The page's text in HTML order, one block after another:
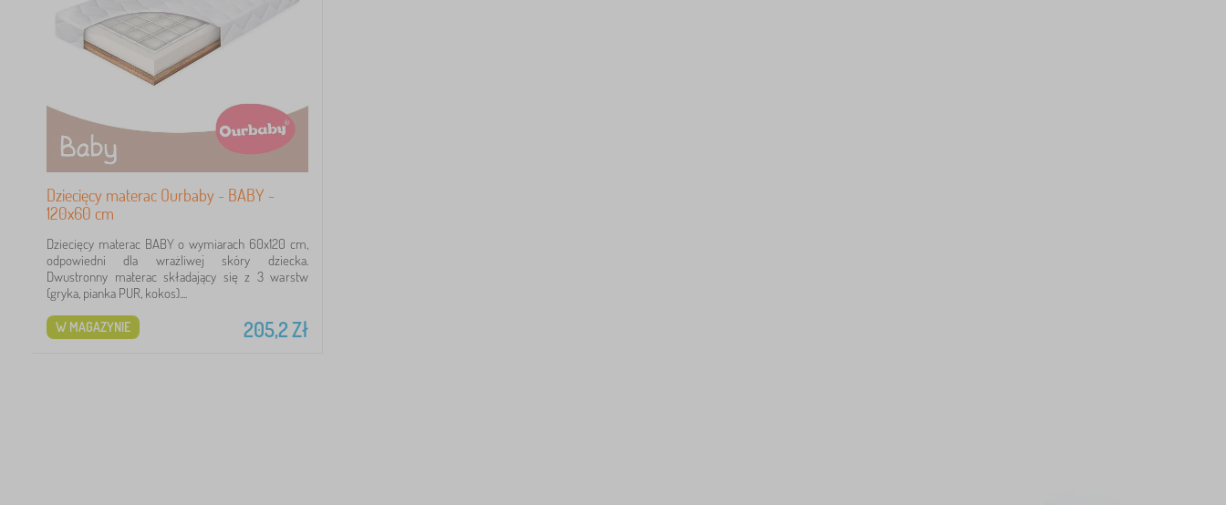
Dziecięcy materac Ourbaby - BABY -
120x60 cm
Dziecięcy materac BABY o wymiarach 60x120 cm,
odpowiedni dla wrażliwej skóry dziecka.
Dwustronny materac składający się z 3 warstw
(gryka, pianka PUR, kokos)....
205,2Zł
W MAGAZYNIE